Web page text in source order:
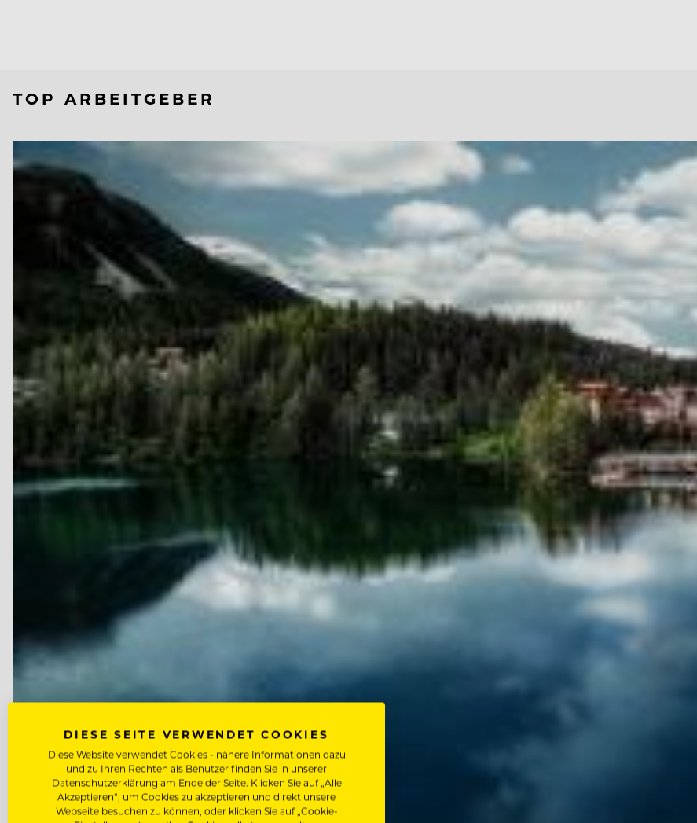
TOP ARBEITGEBER
DIESE SEITE VERWENDET COOKIES
Diese Website verwendet Cookies - nähere Informationen dazu
und zu Ihren Rechten als Benutzer finden Sie in unserer
Datenschutzerklärung am Ende der Seite. Klicken Sie auf „Alle
Akzeptieren“, um Cookies zu akzeptieren und direkt unsere
Webseite besuchen zu können, oder klicken Sie auf „Cookie-